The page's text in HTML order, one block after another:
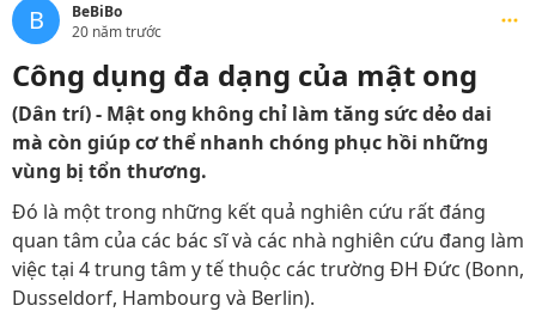
B
BeBiBo
20 năm trước
Công dụng đa dạng của mật ong
(Dân trí) - Mật ong không chỉ làm tăng sức dẻo dai
mà còn giúp cơ thể nhanh chóng phục hồi những
vùng bị tổn thương.
Đó là một trong những kết quả nghiên cứu rất đáng
quan tâm của các bác sĩ và các nhà nghiên cứu đang làm
việc tại 4 trung tâm y tế thuộc các trường ĐH Đức (Bonn,
Dusseldorf, Hambourg và Berlin).